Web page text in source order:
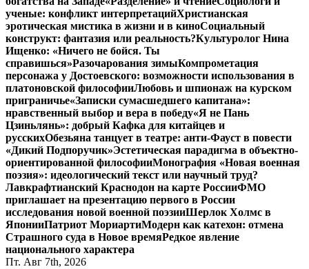
ученые: конфликт интерпретацийХристианская
эротическая мистика в жизни и в киноСоциальный
конструкт: фантазия или реальность?Культуролог Нина
Ищенко: «Ничего не бойся. Ты
справишься»Разочарования зимыКомпрометация
персонажа у Достоевского: возможности использования в
платоновской философииЛюбовь и шпионаж на курском
приграничье«Записки сумасшедшего капитана»:
нравственный выбор и вера в победу«Я не Пань
Цзиньлянь»: добрый Кафка для китайцев и
русскихОбезьяна танцует в театре: анти-Фауст в повести
«Дикий Подпоручик»Эстетическая парадигма в объектно-
ориентированной философииМонография «Новая военная
поэзия»: идеологический текст или научный труд?
Лавкрафтианский Краснодон на карте РоссииФМО
приглашает на презентацию первого в России
исследования новой военной поэзииШерлок Холмс в
ЯпонииПатриот МориартиМодерн как катехон: отмена
Страшного суда в Новое времяРедкое явление
национального характера
Пт. Авг 7th, 2026